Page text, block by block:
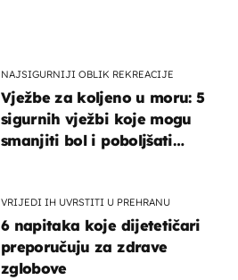
NAJSIGURNIJI OBLIK REKREACIJE
Vježbe za koljeno u moru: 5
sigurnih vježbi koje mogu
smanjiti bol i poboljšati
VRIJEDI IH UVRSTITI U PREHRANU
6 napitaka koje dijetetičari
preporučuju za zdrave
zglobove